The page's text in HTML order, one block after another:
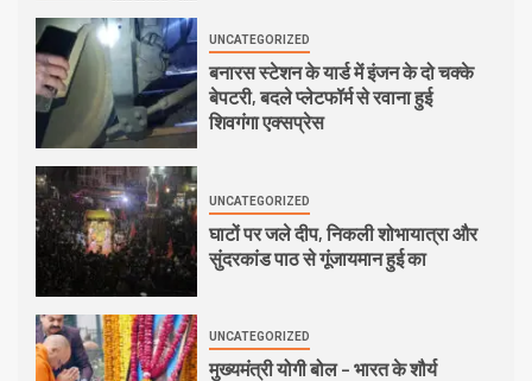
UNCATEGORIZED
बनारस स्टेशन के यार्ड में इंजन के दो चक्के
बेपटरी, बदले प्लेटफॉर्म से रवाना हुई
शिवगंगा एक्सप्रेस
UNCATEGORIZED
घाटों पर जले दीप, निकली शोभायात्रा और
सुंदरकांड पाठ से गूंजायमान हुई का
UNCATEGORIZED
मुख्यमंत्री योगी बोल – भारत के शौर्य